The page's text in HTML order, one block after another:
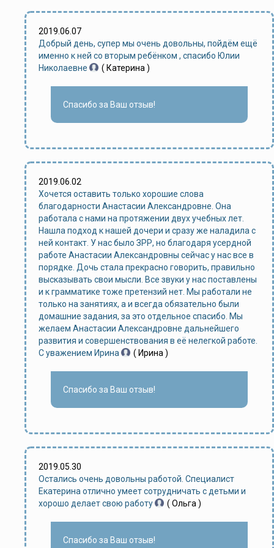
2019.06.07
Добрый день, супер мы очень довольны, пойдём ещё
именно к ней со вторым ребёнком , спасибо Юлии
Николаевне
( Катерина )
Спасибо за Ваш отзыв!
2019.06.02
Хочется оставить только хорошие слова
благодарности Анастасии Александровне. Она
работала с нами на протяжении двух учебных лет.
Нашла подход к нашей дочери и сразу же наладила с
ней контакт. У нас было ЗРР, но благодаря усердной
работе Анастасии Александровны сейчас у нас все в
порядке. Дочь стала прекрасно говорить, правильно
высказывать свои мысли. Все звуки у нас поставлены
и к грамматике тоже претензий нет. Мы работали не
только на занятиях, а и всегда обязательно были
домашние задания, за это отдельное спасибо. Мы
желаем Анастасии Александровне дальнейшего
развития и совершенствования в её нелегкой работе.
С уважением Ирина
( Ирина )
Спасибо за Ваш отзыв!
2019.05.30
Остались очень довольны работой. Специалист
Екатерина отлично умеет сотрудничать с детьми и
хорошо делает свою работу
( Ольга )
Спасибо за Ваш отзыв!